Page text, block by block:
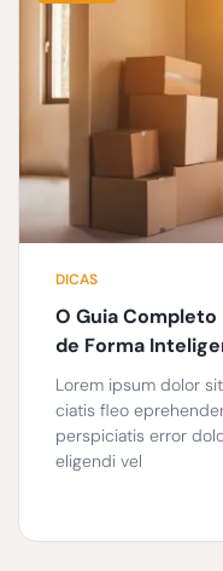
DICAS
O Guia
de Forma
Lorem ipsum dolor
ciatis fleo
perspiciatis error
eligendi vel